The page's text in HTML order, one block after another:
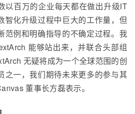
以百万的企业每天都在做出升级IT
智化升级过程中巨大的工作量，但
范例和明确指导的不确定过程。我
能够站出来，并联合头部组
无疑将成为一个全球范围的创
之一，我们期待未来更多的参与其
董事长方磊表示。